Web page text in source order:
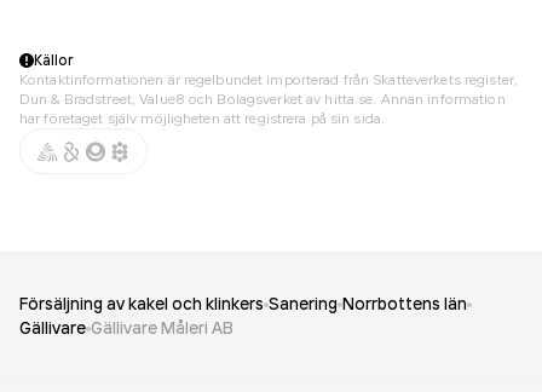
Källor
Kontaktinformationen är regelbundet importerad från Skatteverkets register,
Dun & Bradstreet, Value8 och Bolagsverket av hitta.se. Annan information
har företaget själv möjligheten att registrera på sin sida.
Försäljning av kakel och klinkers Sanering Norrbottens län
Gällivare Gällivare Måleri AB